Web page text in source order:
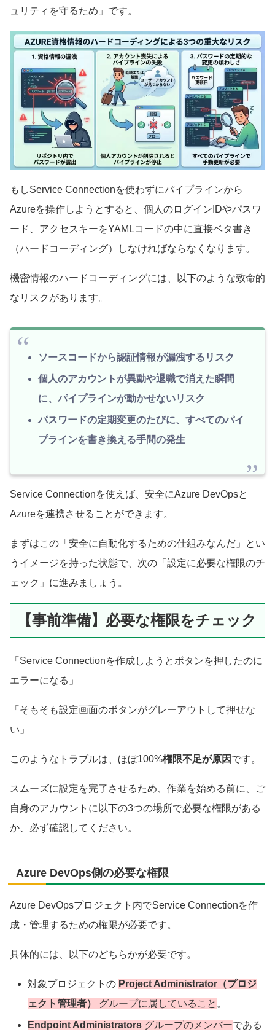
ュリティを守るため」です。
もしService Connectionを使わずにパイプラインから
Azureを操作しようとすると、個人のログインIDやパスワ
ード、アクセスキーをYAMLコードの中に直接ベタ書き
（ハードコーディング）しなければならなくなります。
機密情報のハードコーディングには、以下のような致命的
なリスクがあります。
ソースコードから認証情報が漏洩するリスク
個人のアカウントが異動や退職で消えた瞬間
に、パイプラインが動かせないリスク
パスワードの定期変更のたびに、すべてのパイ
プラインを書き換える手間の発生
Service Connectionを使えば、安全にAzure DevOpsと
Azureを連携させることができます。
まずはこの「安全に自動化するための仕組みなんだ」とい
うイメージを持った状態で、次の「設定に必要な権限のチ
ェック」に進みましょう。
【事前準備】必要な権限をチェック
「Service Connectionを作成しようとボタンを押したのに
エラーになる」
「そもそも設定画面のボタンがグレーアウトして押せな
い」
このようなトラブルは、ほぼ100%権限不足が原因 です。
スムーズに設定を完了させるため、作業を始める前に、ご
自身のアカウントに以下の3つの場所で必要な権限がある
か、必ず確認してください。
Azure DevOps側の必要な権限
Azure DevOpsプロジェクト内でService Connectionを作
成・管理するための権限が必要です。
具体的には、以下のどちらかが必要です。
対象プロジェクトの Project Administrator（プロジ
ェクト管理者）
グループに属していること 。
Endpoint Administrators グループのメンバーである